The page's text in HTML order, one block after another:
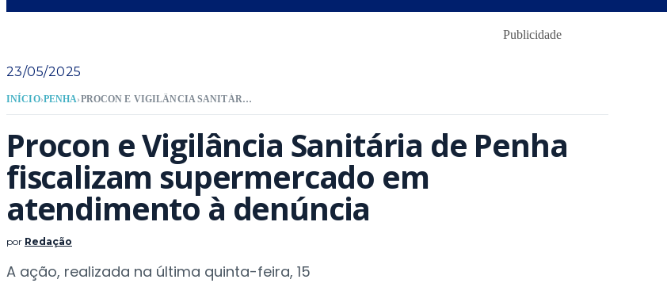
Publicidade
23/05/2025
INÍCIO›PENHA› PROCON E VIGILÂNCIA SANITÁRIA DE PENHA FISCALIZAM SUPERMERCADO EM ATENDIMENTO À DENÚNCIA
Procon e Vigilância Sanitária de Penha
fiscalizam supermercado em
atendimento à denúncia
por Redação
A ação, realizada na última quinta-feira, 15